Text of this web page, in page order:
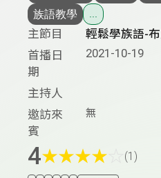
族語教學
...
主節目
輕鬆學族語-
首播日
期
2021-10-19
主持人
邀訪來
賓
無
4★★★★ (1)